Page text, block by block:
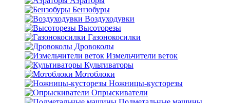
Бензобуры
Воздуходувки
Высоторезы
Газонокосилки
Дровоколы
Измельчители веток
Культиваторы
Мотоблоки
Ножницы-кусторезы
Опрыскиватели